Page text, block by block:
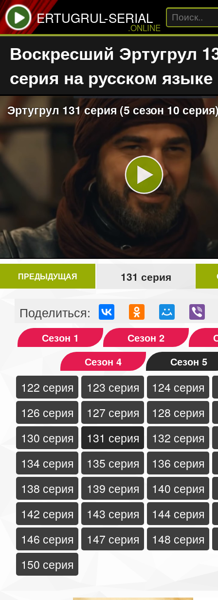
ERTUGRUL-SERIAL
.ONLINE
Воскресший Эртугрул
серия на русском языке
Эртугрул 131 серия (5 сезон 10
Play
Video
ПРЕДЫДУЩАЯ 131 серия
Поделиться:
Сезон 1 Сезон 2
Сезон 4
Сезон 5
122 серия 123 серия 124 серия
126 серия
127 серия 128 серия
130 серия
131 серия 132 серия
134 серия
135 серия 136 серия
138 серия
139 серия 140 серия
142 серия
143 серия 144 серия
146 серия
147 серия 148 серия
150 серия